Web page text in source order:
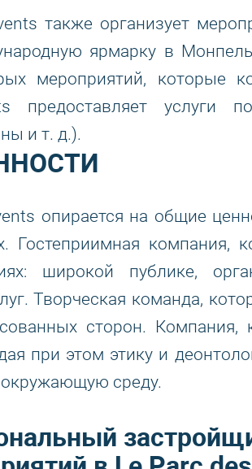
также организует
ярмарку в
мероприятий, которые
предоставляет услуги
и т. д.).
опирается на общие
Гостеприимная компания,
широкой публике,
Творческая команда,
сторон.
при этом этику и
окружающую среду.